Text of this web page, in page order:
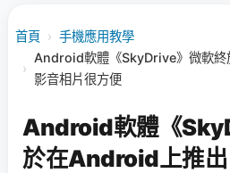
首頁 › 手機應用教學
›
Android軟體《SkyDrive》微軟
影音相片很方便
Android軟體《
於在Android上推出